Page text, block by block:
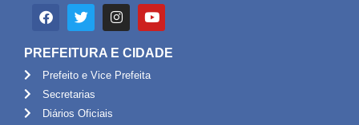
PREFEITURA E CIDADE
Prefeito e Vice Prefeita
Secretarias
Diários Oficiais